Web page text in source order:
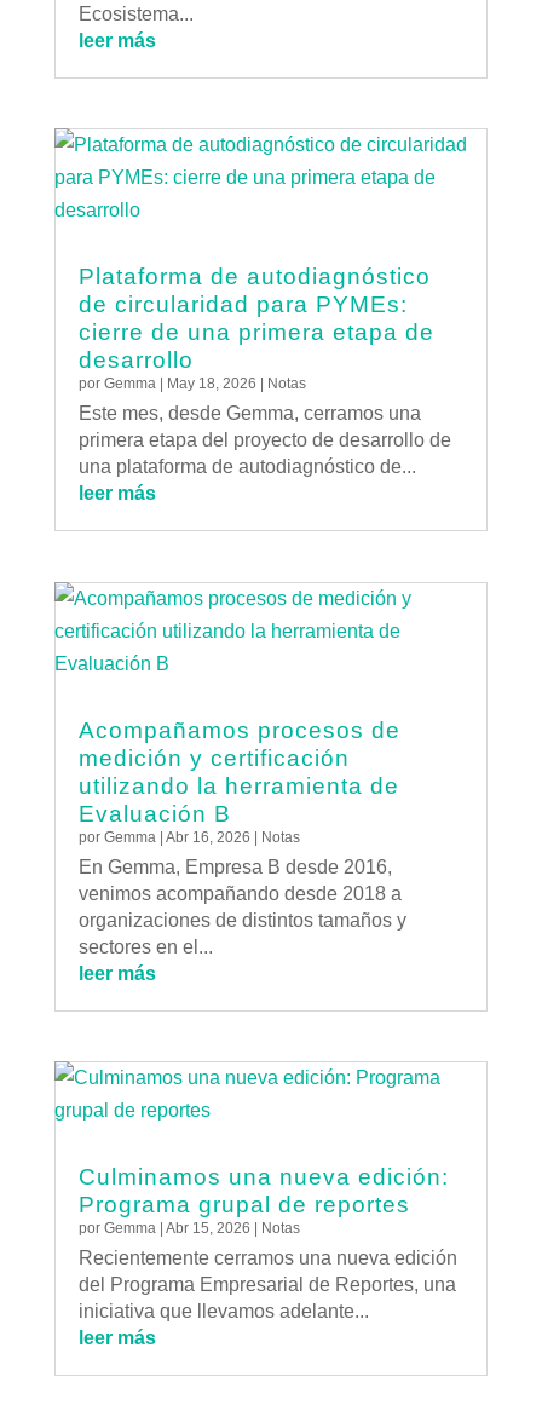
Ecosistema...
leer más
Plataforma de autodiagnóstico
de circularidad para PYMEs:
cierre de una primera etapa de
desarrollo
por Gemma| May 18, 2026 Notas
Este mes, desde Gemma, cerramos una
primera etapa del proyecto de desarrollo de
una plataforma de autodiagnóstico de...
leer más
Acompañamos procesos de
medición y certificación
utilizando la herramienta de
Evaluación B
por Gemma | Abr 16, 2026 | Notas
En Gemma, Empresa B desde 2016,
venimos acompañando desde 2018 a
organizaciones de distintos tamaños y
sectores en el...
leer más
Culminamos una nueva edición:
Programa grupal de reportes
por Gemma| Abr 15, 2026 | Notas
Recientemente cerramos una nueva edición
del Programa Empresarial de Reportes, una
iniciativa que llevamos adelante...
leer más